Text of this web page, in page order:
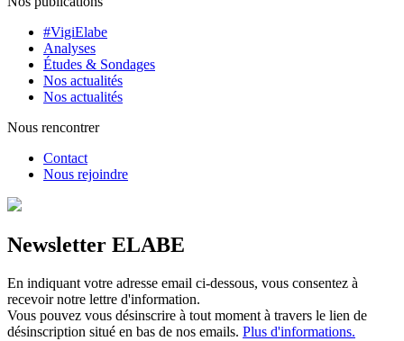
#VigiElabe
Analyses
Études & Sondages
Nos actualités
Nos actualités
Nous rencontrer
Contact
Nous rejoindre
Newsletter ELABE
En indiquant votre adresse email ci-dessous, vous consentez à
recevoir notre lettre d'information.
Vous pouvez vous désinscrire à tout moment à travers le lien de
désinscription situé en bas de nos emails. Plus d'informations.